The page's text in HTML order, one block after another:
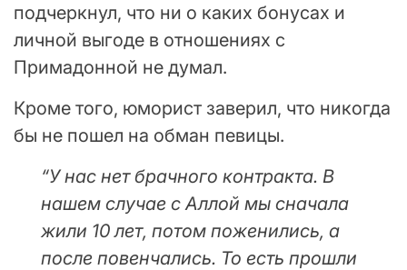
подчеркнул, что ни о каких бонусах и
личной выгоде в отношениях с
Примадонной не думал.
Кроме того, юморист заверил, что никогда
бы не пошел на обман певицы.
“У нас нет брачного контракта. В
нашем случае с Аллой мы сначала
жили 10 лет, потом поженились, а
после повенчались. То есть прошли